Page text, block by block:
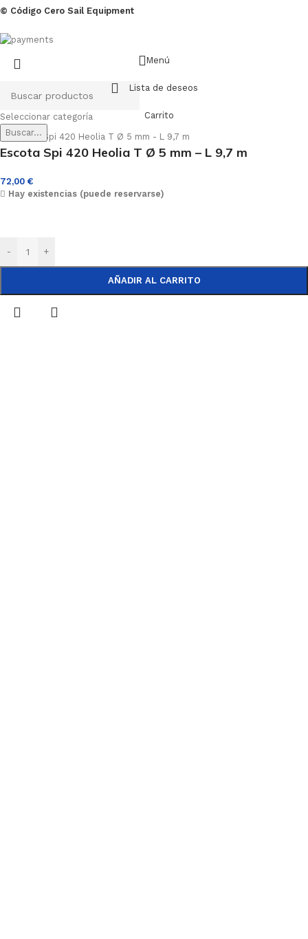
© Código Cero Sail Equipment
Seleccionar categoría
Buscar...
Menú
Lista de deseos
Carrito
Escota Spi 420 Heolia T Ø 5 mm – L 9,7 m
72,00 €
Hay existencias (puede reservarse)
- +
AÑADIR AL CARRITO